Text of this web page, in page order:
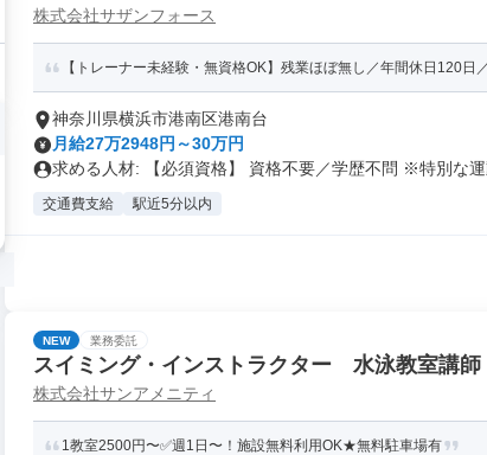
株式会社サザンフォース
【トレーナー未経験・無資格OK】残業ほぼ無し／️年間休日120日
神奈川県横浜市港南区港南台
月給27万2948円～30万円
求める人材: 【必須資格】 資格不要／学歴不問 ※特別な運
交通費支給 駅近5分以内
NEW 業務委託
スイミング・インストラクター 水泳教室講師
株式会社サンアメニティ
1教室2500円〜✅週1日〜！施設無料利用OK★無料駐車場有